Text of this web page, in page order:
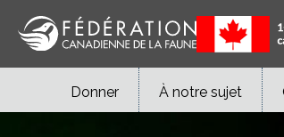
Donner À notre sujet